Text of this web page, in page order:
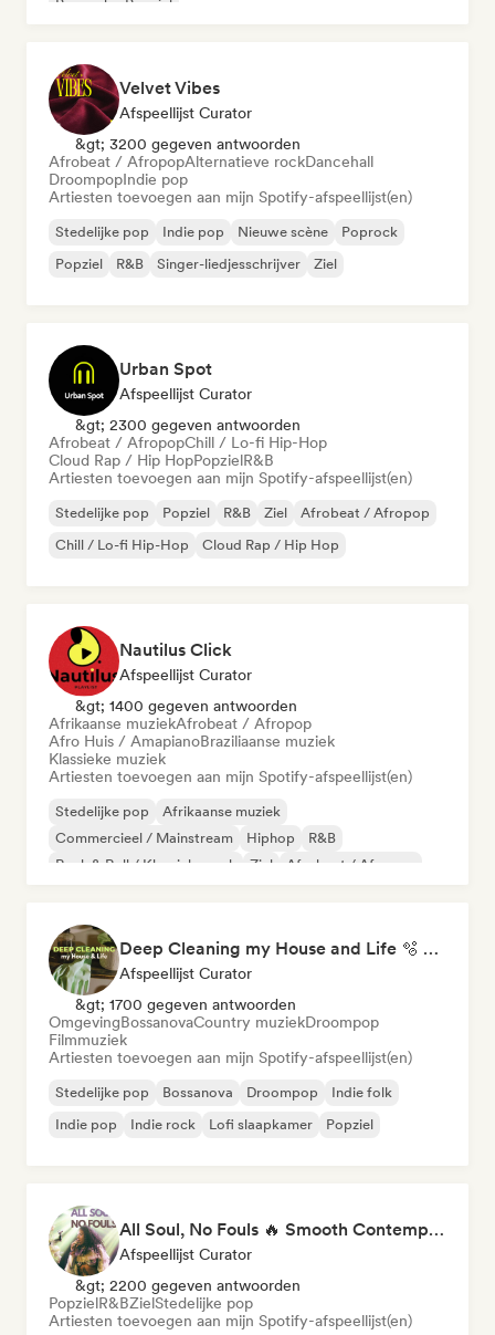
Poprock Popziel
Velvet Vibes
Afspeellijst Curator
&gt; 3200 gegeven antwoorden
Afrobeat / AfropopAlternatieve rockDancehall
DroompopIndie pop
Artiesten toevoegen aan mijn Spotify-afspeellijst(en)
Stedelijke pop Indie pop Nieuwe scène
Poprock
Popziel
R&B Singer-liedjesschrijver Ziel
Urban Spot
Afspeellijst Curator
&gt; 2300 gegeven antwoorden
Afrobeat / AfropopChill / Lo-fi Hip-Hop
Cloud Rap / Hip HopPopzielR&B
Artiesten toevoegen aan mijn Spotify-afspeellijst(en)
Stedelijke pop Popziel R&B Ziel
Afrobeat / Afropop
Chill / Lo-fi Hip-Hop
Cloud Rap / Hip Hop
Nautilus Click
Afspeellijst Curator
&gt; 1400 gegeven antwoorden
Afrikaanse muziekAfrobeat / Afropop
Afro Huis / AmapianoBraziliaanse muziek
Klassieke muziek
Artiesten toevoegen aan mijn Spotify-afspeellijst(en)
Stedelijke pop
Afrikaanse muziek
Commercieel / Mainstream
Hiphop
R&B
Rock & Roll / Klassieke rock
Ziel Afrobeat / Afropop
Deep Cleaning my House and Life 🫧 Bedroom Pop & Indie Pop
Afspeellijst Curator
&gt; 1700 gegeven antwoorden
OmgevingBossanovaCountry muziekDroompop
Filmmuziek
Artiesten toevoegen aan mijn Spotify-afspeellijst(en)
Stedelijke pop Bossanova Droompop
Indie folk
Indie pop
Indie rock Lofi slaapkamer Popziel
All Soul, No Fouls 🔥 Smooth Contemporary R&B & Neo Soul
Afspeellijst Curator
&gt; 2200 gegeven antwoorden
PopzielR&BZielStedelijke pop
Artiesten toevoegen aan mijn Spotify-afspeellijst(en)